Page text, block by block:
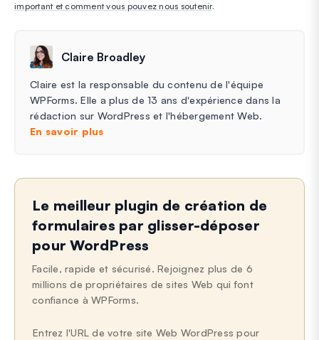
important et comment vous pouvez nous soutenir.
Claire Broadley
Claire est la responsable du contenu de l'équipe
WPForms. Elle a plus de 13 ans d'expérience dans la
rédaction sur WordPress et l'hébergement Web.
En savoir plus
Le meilleur plugin de création de
formulaires par glisser-déposer
pour WordPress
Facile, rapide et sécurisé. Rejoignez plus de 6
millions de propriétaires de sites Web qui font
confiance à WPForms.
Entrez l'URL de votre site Web WordPress pour